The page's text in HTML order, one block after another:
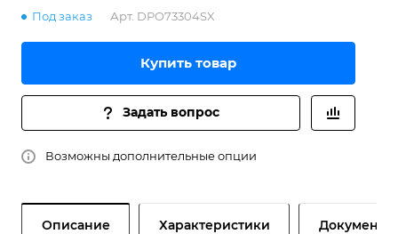
Под заказ Арт. DPO73304SX
Купить товар
Задать вопрос
Возможны дополнительные опции
Описание Характеристики Документы